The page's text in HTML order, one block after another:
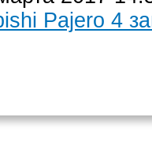
Pajero 4